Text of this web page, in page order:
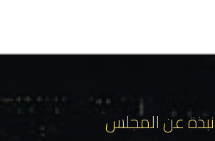
نبذة عن المجلس